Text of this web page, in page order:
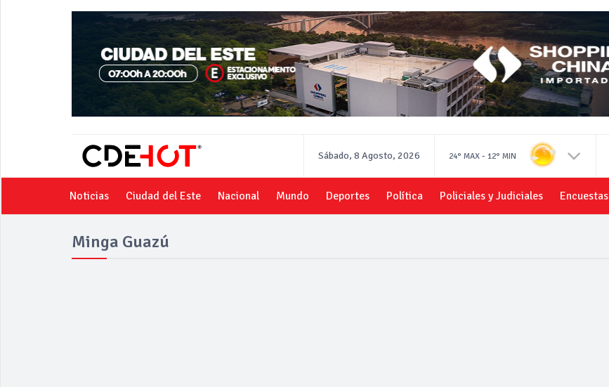
Sábado, 8 Agosto, 2026 24° MAX - 12° MIN
Noticias Ciudad del Este Nacional Mundo Deportes Política Policiales y Judiciales Encuestas
Minga Guazú